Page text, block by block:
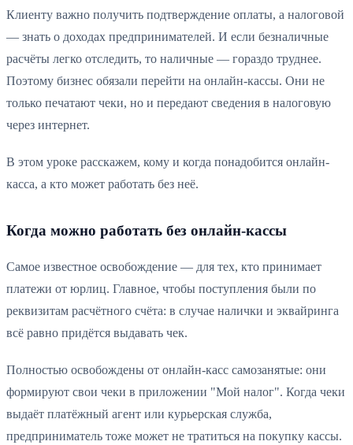
Клиенту важно получить подтверждение оплаты, а налоговой
— знать о доходах предпринимателей. И если безналичные
расчёты легко отследить, то наличные — гораздо труднее.
Поэтому бизнес обязали перейти на онлайн-кассы. Они не
только печатают чеки, но и передают сведения в налоговую
через интернет.
В этом уроке расскажем, кому и когда понадобится онлайн-
касса, а кто может работать без неё.
Когда можно работать без онлайн-кассы
Самое известное освобождение — для тех, кто принимает
платежи от юрлиц. Главное, чтобы поступления были по
реквизитам расчётного счёта: в случае налички и эквайринга
всё равно придётся выдавать чек.
Полностью освобождены от онлайн-касс самозанятые: они
формируют свои чеки в приложении "Мой налог". Когда чеки
выдаёт платёжный агент или курьерская служба,
предприниматель тоже может не тратиться на покупку кассы.